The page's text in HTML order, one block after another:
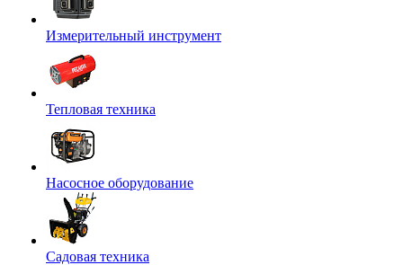
Измерительный инструмент
Тепловая техника
Насосное оборудование
Садовая техника